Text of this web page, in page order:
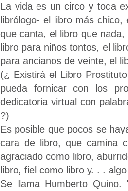
La vida es un circo y toda
librólogo- el libro más
que canta, el libro que
libro para niños tontos, el
para ancianos de veinte, el
(¿ Existirá el Libro
pueda fornicar con los
dedicatoria virtual con
?)
Es posible que pocos se
cara de libro, que camina
agraciado como libro,
libro, fiel como libro y. . .
Se llama Humberto